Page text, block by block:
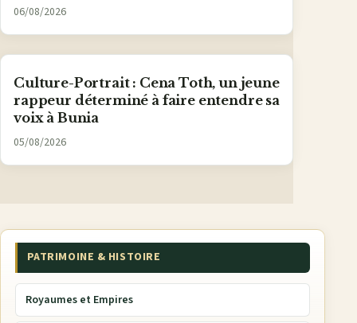
06/08/2026
Culture-Portrait : Cena Toth, un jeune
rappeur déterminé à faire entendre sa
voix à Bunia
05/08/2026
PATRIMOINE & HISTOIRE
Royaumes et Empires